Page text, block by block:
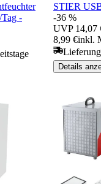
-
STIER
-36 %
UVP 14,07
8,99 €inkl.
Details